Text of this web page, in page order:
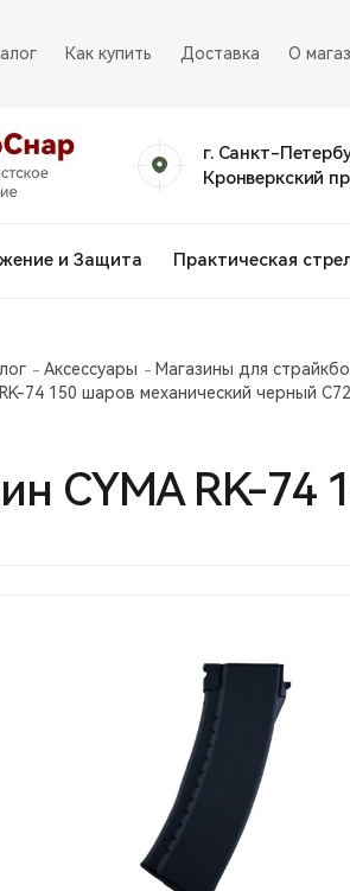
Как купить Доставка О
г. Санкт-
Кронверкский
и Защита Практическая
Аксессуары Магазины для
74 150 шаров механический черный
CYMA RK-